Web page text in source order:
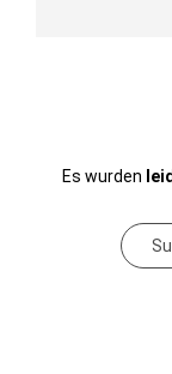
Es wurden